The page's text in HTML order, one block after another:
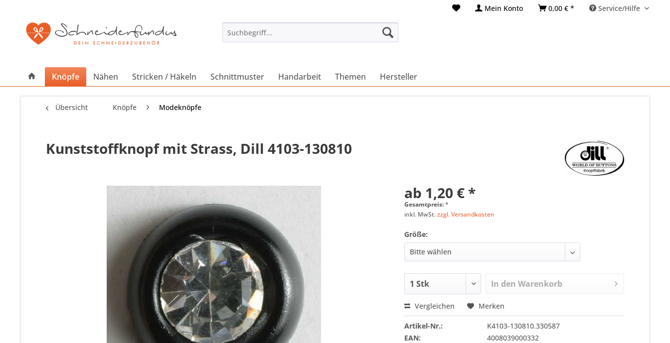
Mein Konto 0,00 € * Service/Hilfe
Knöpfe Nähen Stricken / Häkeln Schnittmuster Handarbeit Themen Hersteller
Übersicht Knöpfe Modeknöpfe
Kunststoffknopf mit Strass, Dill 4103-130810
ab 1,20 € *
Gesamtpreis:*
inkl. MwSt.zzgl. Versandkosten
Größe:
In den Warenkorb
Vergleichen Merken
Artikel-Nr.:
K4103-130810.330587
EAN:
4008039000332